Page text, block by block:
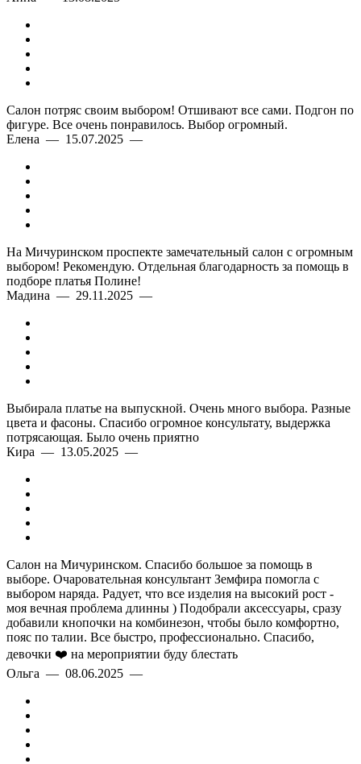
Салон потряс своим выбором! Отшивают все сами. Подгон по
фигуре. Все очень понравилось. Выбор огромный.
Елена — 15.07.2025 —
На Мичуринском проспекте замечательный салон с огромным
выбором! Рекомендую. Отдельная благодарность за помощь в
подборе платья Полине!
Мадина — 29.11.2025 —
Выбирала платье на выпускной. Очень много выбора. Разные
цвета и фасоны. Спасибо огромное консультату, выдержка
потрясающая. Было очень приятно
Кира — 13.05.2025 —
Салон на Мичуринском. Спасибо большое за помощь в
выборе. Очаровательная консультант Земфира помогла с
выбором наряда. Радует, что все изделия на высокий рост -
моя вечная проблема длинны ) Подобрали аксессуары, сразу
добавили кнопочки на комбинезон, чтобы было комфортно,
пояс по талии. Все быстро, профессионально. Спасибо,
девочки ❤️ на мероприятии буду блестать
Ольга — 08.06.2025 —